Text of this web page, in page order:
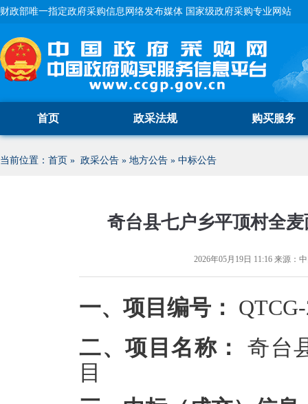
财政部唯一指定政府采购信息网络发布媒体 国家级政府采购专业网站
首页 政采法规 购买服务
当前位置： 首页 » 政采公告 » 地方公告 » 中标公告
奇台县七户乡平顶村全
2026年05月19日 11:16 来源：
一、项目编号：
二、项目名称：
奇台
目